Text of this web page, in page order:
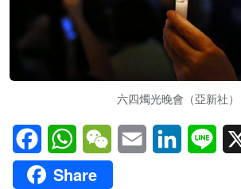
六四燭光晚會（亞新社）
FacebookWhatsAppWeChatEmail LinkedInLine
Share